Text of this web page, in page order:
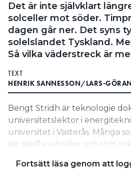
SEARCH
Det är inte självklart
solceller mot söder.
dagen går ner. Det syns
solelslandet Tyskland.
Så vilka väderstreck är
TEXT
HENRIK SANNESSON/LARS-
Bengt Stridh är teknologie
universitetslektor i
universitet i Västerås. Många
att skaffa solceller och som
Fortsätt läsa genom att